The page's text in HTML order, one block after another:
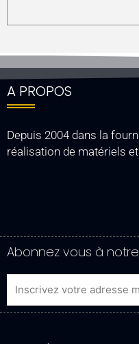
A PROPOS
Depuis 2004 dans la
réalisation de matériels
Abonnez vous à